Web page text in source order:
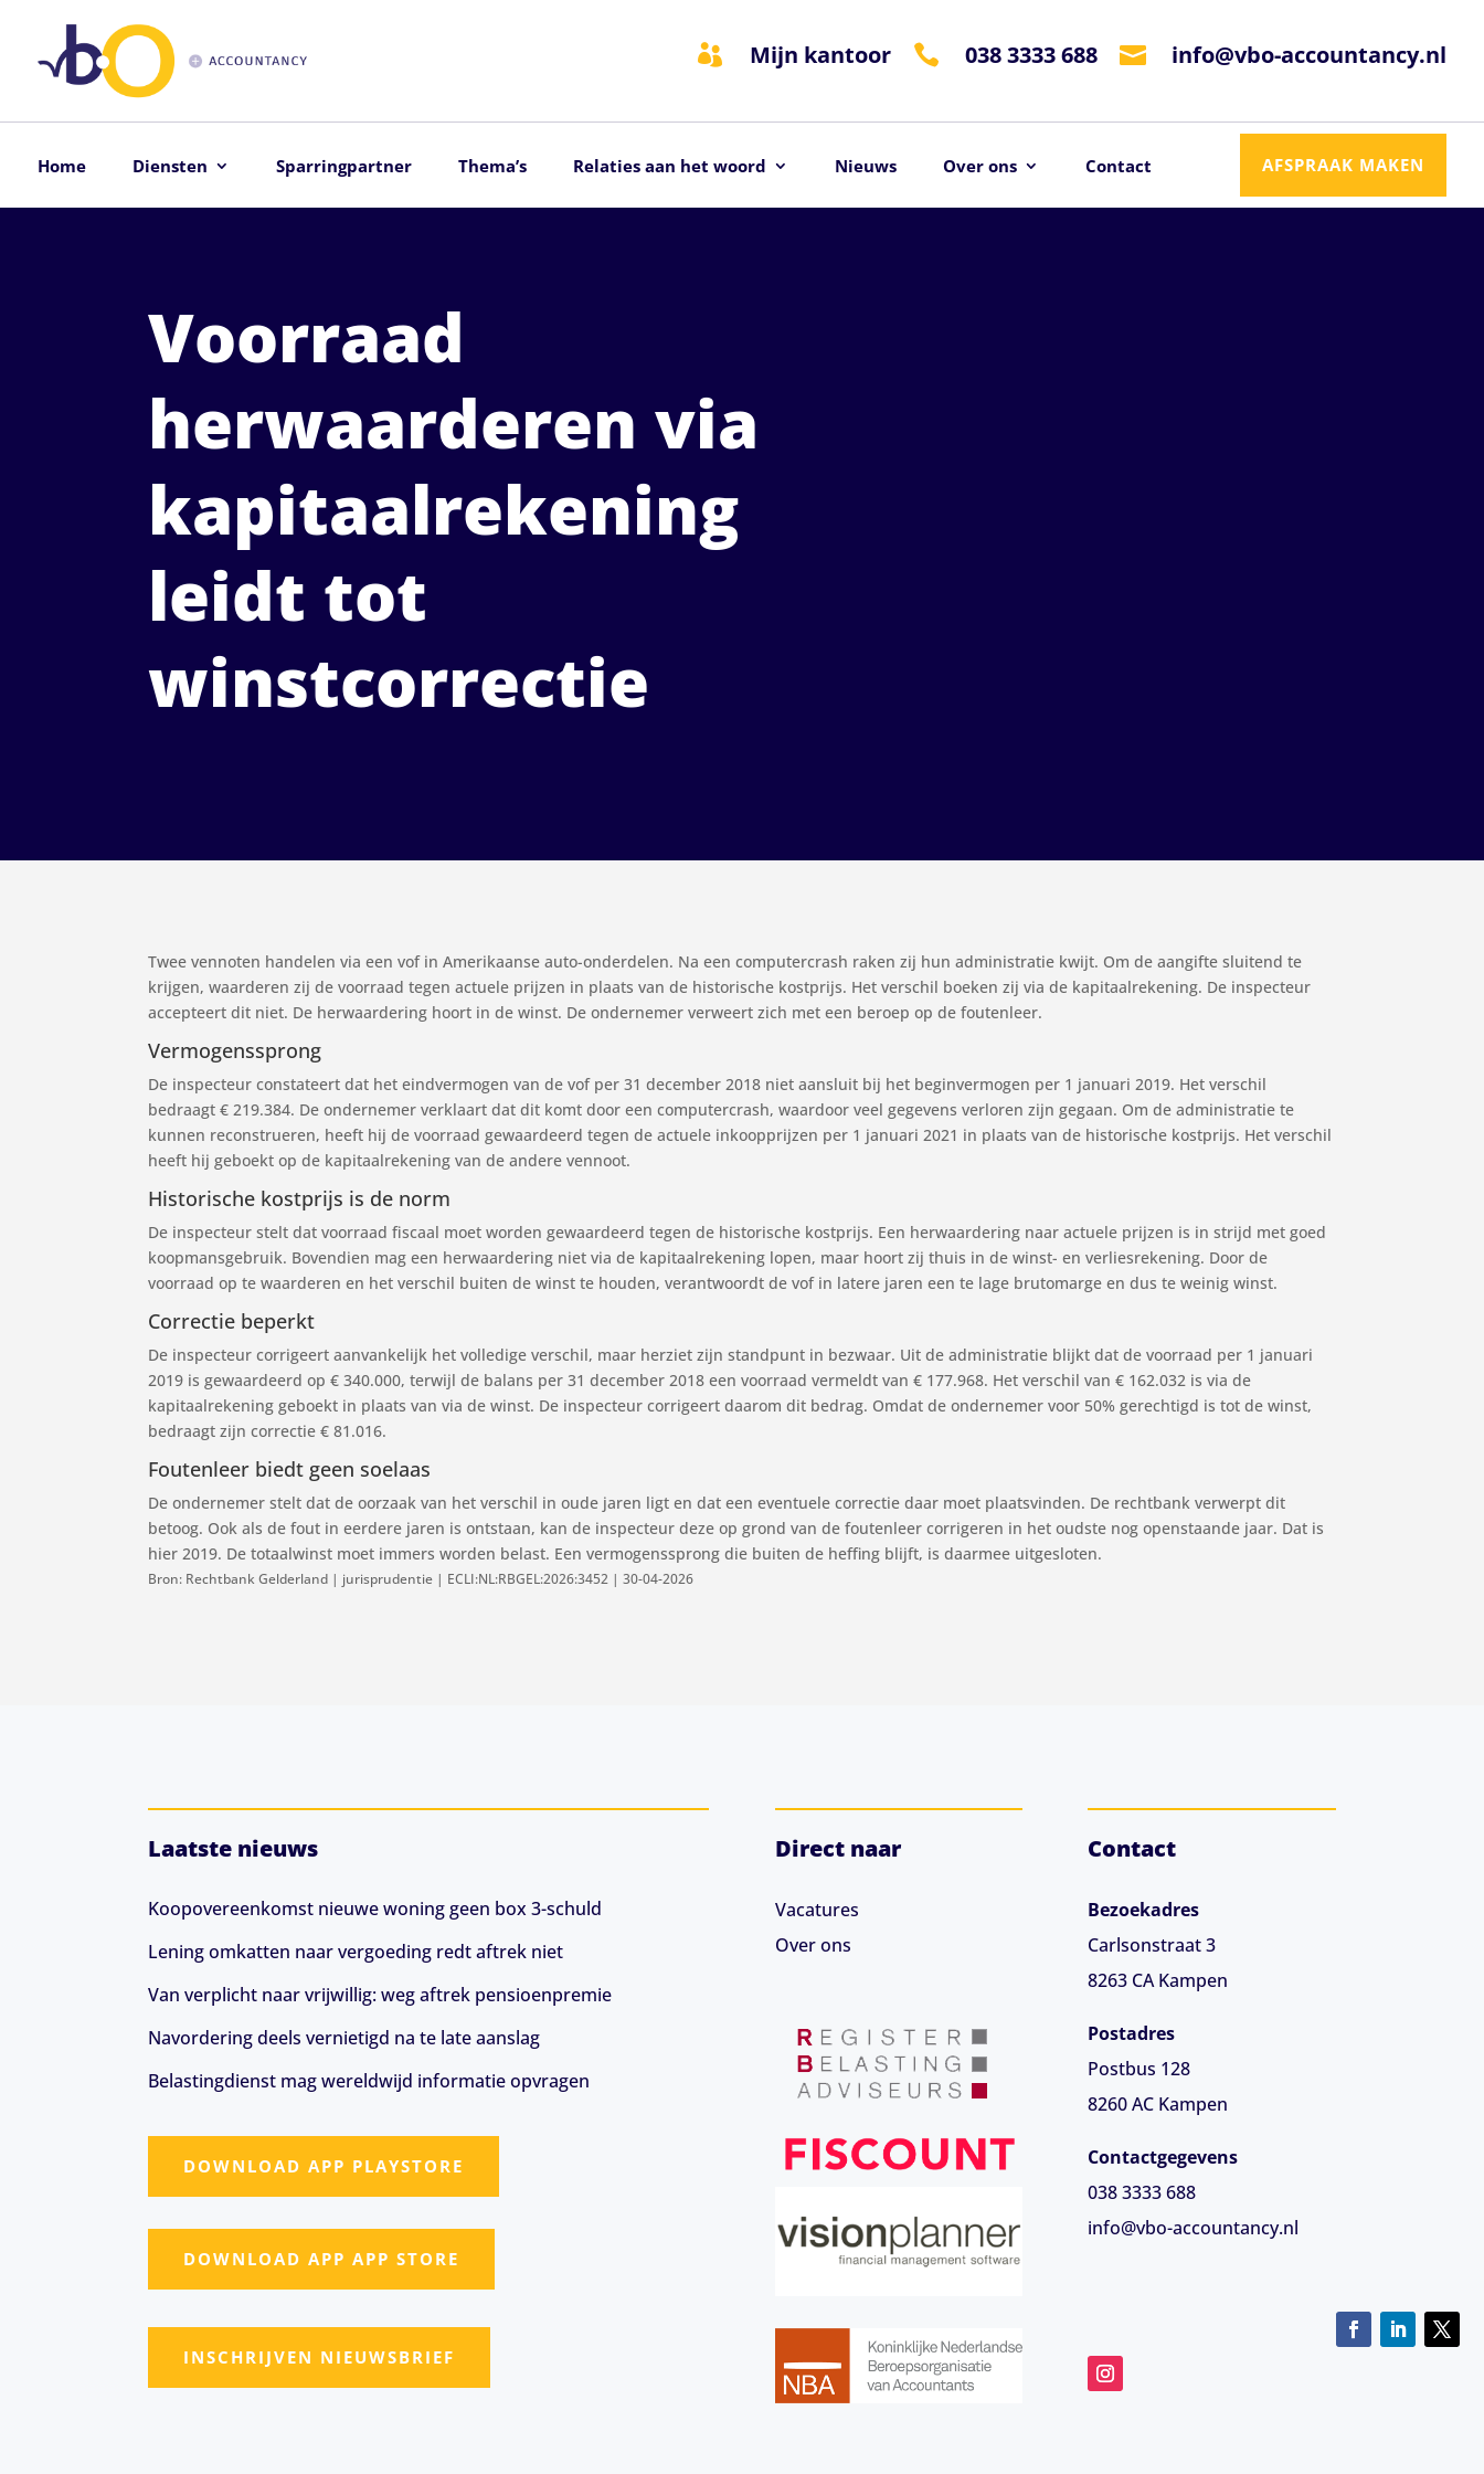
 Mijn kantoor  038 3333 688  info@vbo-accountancy.nl
Home Diensten Sparringpartner Thema’s Relaties aan het woord Nieuws Over ons Contact AFSPRAAK MAKEN
Voorraad
herwaarderen via
kapitaalrekening
leidt tot
winstcorrectie
Twee vennoten handelen via een vof in Amerikaanse auto-onderdelen. Na een computercrash raken zij hun administratie kwijt. Om de aangifte sluitend te
krijgen, waarderen zij de voorraad tegen actuele prijzen in plaats van de historische kostprijs. Het verschil boeken zij via de kapitaalrekening. De inspecteur
accepteert dit niet. De herwaardering hoort in de winst. De ondernemer verweert zich met een beroep op de foutenleer.
Vermogenssprong
De inspecteur constateert dat het eindvermogen van de vof per 31 december 2018 niet aansluit bij het beginvermogen per 1 januari 2019. Het verschil
bedraagt € 219.384. De ondernemer verklaart dat dit komt door een computercrash, waardoor veel gegevens verloren zijn gegaan. Om de administratie te
kunnen reconstrueren, heeft hij de voorraad gewaardeerd tegen de actuele inkoopprijzen per 1 januari 2021 in plaats van de historische kostprijs. Het verschil
heeft hij geboekt op de kapitaalrekening van de andere vennoot.
Historische kostprijs is de norm
De inspecteur stelt dat voorraad fiscaal moet worden gewaardeerd tegen de historische kostprijs. Een herwaardering naar actuele prijzen is in strijd met goed
koopmansgebruik. Bovendien mag een herwaardering niet via de kapitaalrekening lopen, maar hoort zij thuis in de winst- en verliesrekening. Door de
voorraad op te waarderen en het verschil buiten de winst te houden, verantwoordt de vof in latere jaren een te lage brutomarge en dus te weinig winst.
Correctie beperkt
De inspecteur corrigeert aanvankelijk het volledige verschil, maar herziet zijn standpunt in bezwaar. Uit de administratie blijkt dat de voorraad per 1 januari
2019 is gewaardeerd op € 340.000, terwijl de balans per 31 december 2018 een voorraad vermeldt van € 177.968. Het verschil van € 162.032 is via de
kapitaalrekening geboekt in plaats van via de winst. De inspecteur corrigeert daarom dit bedrag. Omdat de ondernemer voor 50% gerechtigd is tot de winst,
bedraagt zijn correctie € 81.016.
Foutenleer biedt geen soelaas
De ondernemer stelt dat de oorzaak van het verschil in oude jaren ligt en dat een eventuele correctie daar moet plaatsvinden. De rechtbank verwerpt dit
betoog. Ook als de fout in eerdere jaren is ontstaan, kan de inspecteur deze op grond van de foutenleer corrigeren in het oudste nog openstaande jaar. Dat is
hier 2019. De totaalwinst moet immers worden belast. Een vermogenssprong die buiten de heffing blijft, is daarmee uitgesloten.
Bron: Rechtbank Gelderland | jurisprudentie | ECLI:NL:RBGEL:2026:3452 | 30-04-2026
Laatste nieuws
Koopovereenkomst nieuwe woning geen box 3-schuld
Lening omkatten naar vergoeding redt aftrek niet
Van verplicht naar vrijwillig: weg aftrek pensioenpremie
Navordering deels vernietigd na te late aanslag
Belastingdienst mag wereldwijd informatie opvragen
DOWNLOAD APP PLAYSTORE
DOWNLOAD APP APP STORE
INSCHRIJVEN NIEUWSBRIEF
Direct naar
Vacatures
Over ons
Contact
Bezoekadres
Carlsonstraat 3
8263 CA Kampen
Postadres
Postbus 128
8260 AC Kampen
Contactgegevens
038 3333 688
info@vbo-accountancy.nl